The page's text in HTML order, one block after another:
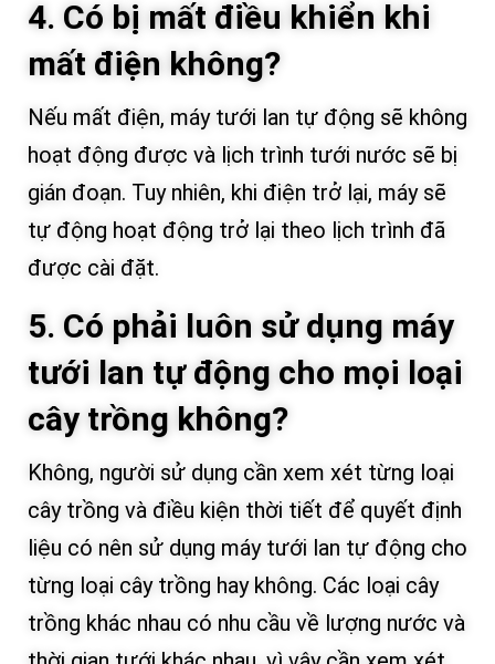
4. Có bị mất điều khiển khi
mất điện không?
Nếu mất điện, máy tưới lan tự động sẽ không
hoạt động được và lịch trình tưới nước sẽ bị
gián đoạn. Tuy nhiên, khi điện trở lại, máy sẽ
tự động hoạt động trở lại theo lịch trình đã
được cài đặt.
5. Có phải luôn sử dụng máy
tưới lan tự động cho mọi loại
cây trồng không?
Không, người sử dụng cần xem xét từng loại
cây trồng và điều kiện thời tiết để quyết định
liệu có nên sử dụng máy tưới lan tự động cho
từng loại cây trồng hay không. Các loại cây
trồng khác nhau có nhu cầu về lượng nước và